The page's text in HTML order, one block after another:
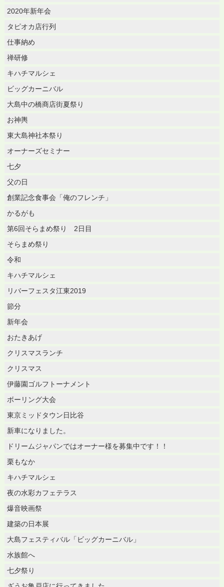
2020年新年会
タピオカ店行列
仕事納め
禅研修
キハチマルシェ
ビッグカーニバル
大島中の橋商店街夏祭り
お神輿
東大島神社本祭り
オーナーズセミナー
七夕
父の日
創業記念食事会「俺のフレンチ」
かるがも
第6回そらまめ祭り 2日目
そらまめ祭り
令和
キハチマルシェ
リバーフェスタ江東2019
節分
新年会
おたきあげ
クリスマスランチ
クリスマス
伊藤園ゴルフトーナメント
ボーリング大会
東京ミッドタウン日比谷
新車になりました。
ドリームジャパンではオーナー様を募集中です！！
栗もなか
キハチマルシェ
夜の水彩カフェテラス
爆音映画祭
建築の日本展
大島フェスティバル「ビッグカーニバル」
水族館へ
七夕祭り